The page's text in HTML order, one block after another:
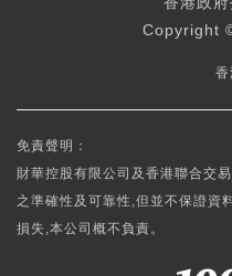
Copyright
香
免責聲明：
財華控股有限公司及香港聯合交
之準確性及可靠性,但並不保證資
損失,本公司概不負責。